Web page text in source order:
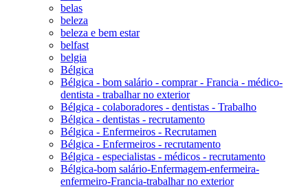
belas
beleza
beleza e bem estar
belfast
belgia
Bélgica
Bélgica - bom salário - comprar - Francia - médico-
dentista - trabalhar no exterior
Bélgica - colaboradores - dentistas - Trabalho
Bélgica - dentistas - recrutamento
Bélgica - Enfermeiros - Recrutamen
Bélgica - Enfermeiros - recrutamento
Bélgica - especialistas - médicos - recrutamento
Bélgica-bom salário-Enfermagem-enfermeira-
enfermeiro-Francia-trabalhar no exterior